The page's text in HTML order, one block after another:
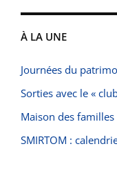
À LA UNE
Journées du
Sorties avec le «
Maison des
SMIRTOM :